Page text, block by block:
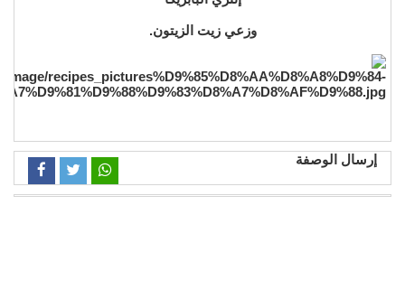
وزعي زيت الزيتون.
إرسال الوصفة